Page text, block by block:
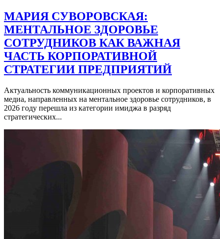
МАРИЯ СУВОРОВСКАЯ:
МЕНТАЛЬНОЕ ЗДОРОВЬЕ
СОТРУДНИКОВ КАК ВАЖНАЯ
ЧАСТЬ КОРПОРАТИВНОЙ
СТРАТЕГИИ ПРЕДПРИЯТИЙ
Актуальность коммуникационных проектов и корпоративных
медиа, направленных на ментальное здоровье сотрудников, в
2026 году перешла из категории имиджа в разряд
стратегических...